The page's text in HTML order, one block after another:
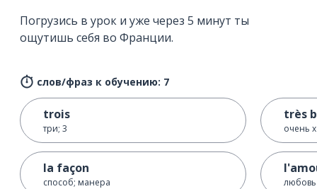
Погрузись в урок и уже через 5 минут ты
ощутишь себя во Франции.
слов/фраз к обучению: 7
trois
три; 3
la façon
способ; манера
très
очень
любовь